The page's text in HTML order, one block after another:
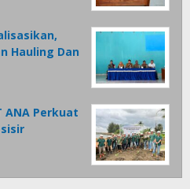
Hauling Dan
ANA Perkuat